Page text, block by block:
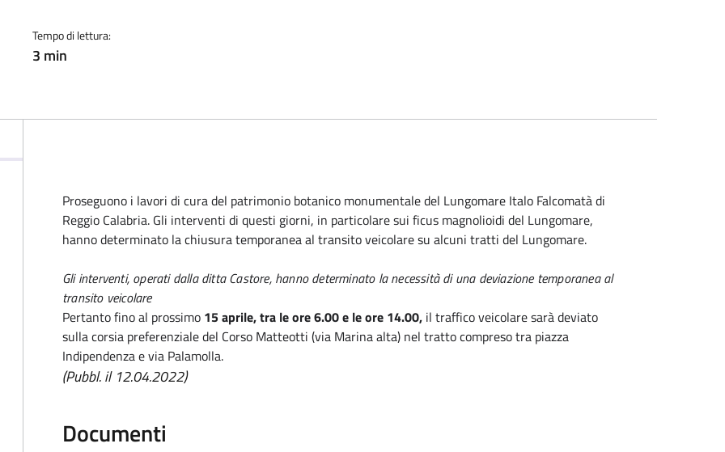
Tempo di lettura:
3 min
Proseguono i lavori di cura del patrimonio botanico monumentale del Lungomare Italo Falcomatà di
Reggio Calabria. Gli interventi di questi giorni, in particolare sui ficus magnolioidi del Lungomare,
hanno determinato la chiusura temporanea al transito veicolare su alcuni tratti del Lungomare.
Gli interventi, operati dalla ditta Castore, hanno determinato la necessità di una deviazione temporanea al
transito veicolare
Pertanto fino al prossimo 15 aprile, tra le ore 6.00 e le ore 14.00, il traffico veicolare sarà deviato
sulla corsia preferenziale del Corso Matteotti (via Marina alta) nel tratto compreso tra piazza
Indipendenza e via Palamolla.
(Pubbl. il 12.04.2022)
Documenti